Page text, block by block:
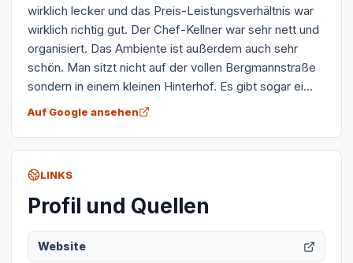
wirklich lecker und das Preis-Leistungsverhältnis war
wirklich richtig gut. Der Chef-Kellner war sehr nett und
organisiert. Das Ambiente ist außerdem auch sehr
schön. Man sitzt nicht auf der vollen Bergmannstraße
sondern in einem kleinen Hinterhof. Es gibt sogar ei...
Auf Google ansehen
LINKS
Profil und Quellen
Website